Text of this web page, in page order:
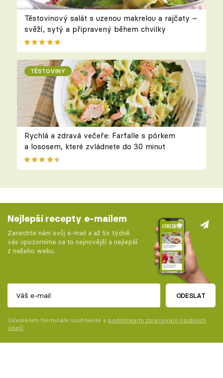
Těstovinový salát s uzenou makrelou a rajčaty –
svěží, sytý a připravený během chvilky
TĚSTOVINY
Rychlá a zdravá večeře: Farfalle s pórkem
a lososem, které zvládnete do 30 minut
Nejlepší recepty e-mailem
Zanechte nám svůj e-mail a až 5x týdně
vás upozorníme na to nejnovější a nejlepší
z našeho webu.
ODESLAT
Odesláním formuláře souhlasíte s podmínkami zpracování osobních
údajů